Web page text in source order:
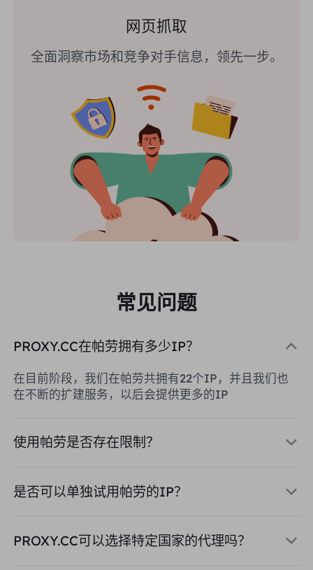
网页抓取
全面洞察市场和竞争对手信息，领先一步。
常见问题
PROXY.CC在帕劳拥有多少IP？
在目前阶段，我们在帕劳共拥有22个IP，并且我们也
在不断的扩建服务，以后会提供更多的IP
使用帕劳是否存在限制？
是否可以单独试用帕劳的IP？
PROXY.CC可以选择特定国家的代理吗？